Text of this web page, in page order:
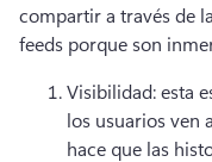
compartir a través de
feeds porque son
Visibilidad: esta
los usuarios ven
hace que las